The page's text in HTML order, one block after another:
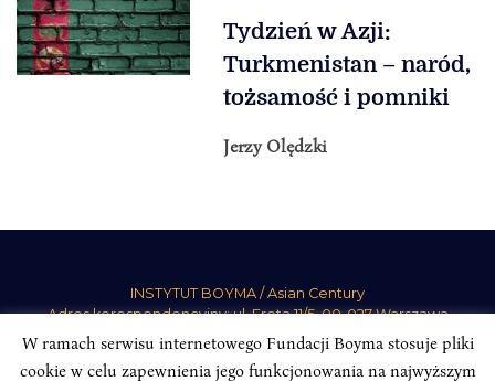
Tydzień w Azji:
Turkmenistan – naród,
tożsamość i pomniki
Jerzy Olędzki
INSTYTUT BOYMA / Asian Century
Adres korespondencyjny: ul. Freta 11/5, 00-027 Warszawa
Odwiedź nas w mediach społecznościowych:
W ramach serwisu internetowego Fundacji Boyma stosuje pliki
cookie w celu zapewnienia jego funkcjonowania na najwyższym